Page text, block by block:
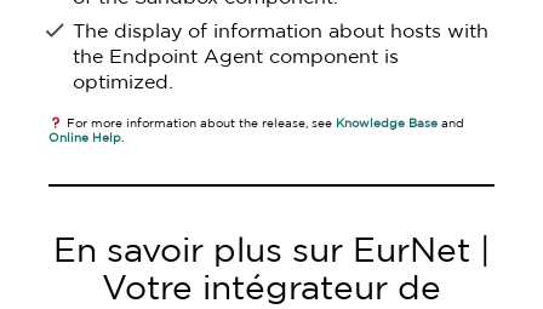
The display of information about hosts with
the Endpoint Agent component is
optimized.
For more information about the release, see Knowledge Baseand
Online Help.
En savoir plus sur EurNet |
Votre intégrateur de